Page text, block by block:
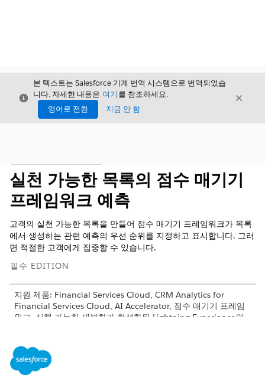
닫기
본 텍스트는 Salesforce 기계 번역 시스템으로 번역되었습
니다. 자세한 내용은 여기 를 참조하세요.
영어로 전환
지금 안 함
닫기
실천 가능한 목록의 점수 매기기
프레임워크 예측
고객의 실천 가능한 목록을 만들어 점수 매기기 프레임워크가 목록
에서 생성하는 관련 예측의 우선 순위를 지정하고 표시합니다. 그러
면 적절한 고객에게 집중할 수 있습니다.
필수 EDITION
지원 제품: Financial Services Cloud, CRM Analytics for
Financial Services Cloud, AI Accelerator, 점수 매기기 프레임
워크, 실행 가능한 세분화가 활성화된 Lightning Experience의
Salesforce 조직에는 산업 세일즈 우수성 추가 기능과 실천 가능
한 세분화 권한 집합, Financial Services Cloud Growth 라이센
스, Financial Services용 매출 인텔리전스 라이센스가 있어야 합